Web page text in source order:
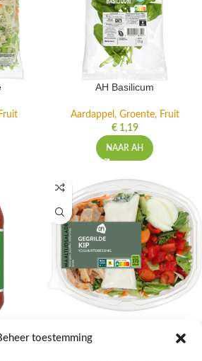
toestemming
AH Basilicum
Aardappel, Groente, Fruit
€1,19
NAAR AH